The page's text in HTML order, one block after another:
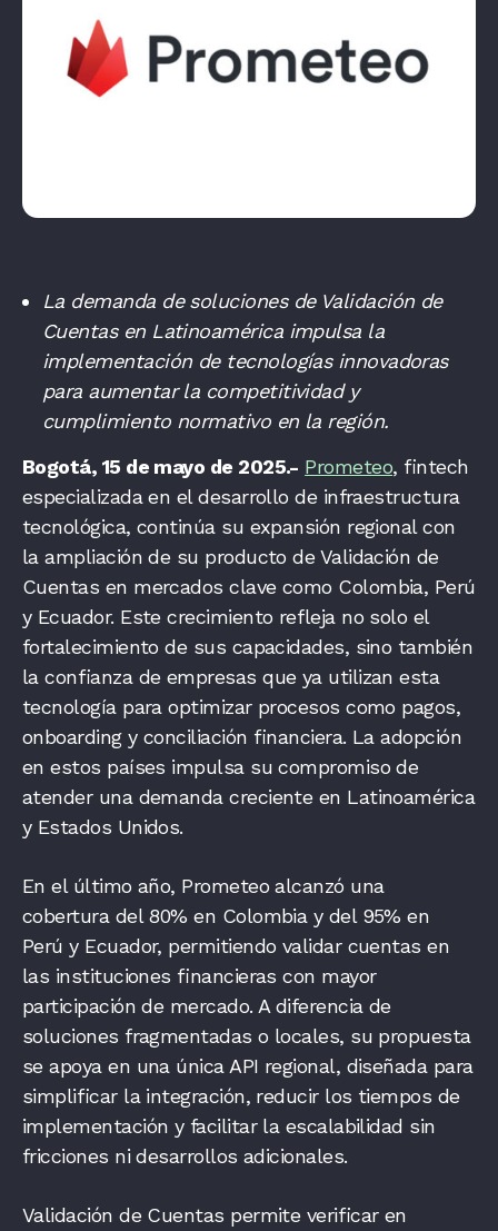
La demanda de soluciones de Validación de
Cuentas en Latinoamérica impulsa la
implementación de tecnologías innovadoras
para aumentar la competitividad y
cumplimiento normativo en la región.
Bogotá, 15 de mayo de 2025.- Prometeo, fintech
especializada en el desarrollo de infraestructura
tecnológica, continúa su expansión regional con
la ampliación de su producto de Validación de
Cuentas en mercados clave como Colombia, Perú
y Ecuador. Este crecimiento refleja no solo el
fortalecimiento de sus capacidades, sino también
la confianza de empresas que ya utilizan esta
tecnología para optimizar procesos como pagos,
onboarding y conciliación financiera. La adopción
en estos países impulsa su compromiso de
atender una demanda creciente en Latinoamérica
y Estados Unidos.
En el último año, Prometeo alcanzó una
cobertura del 80% en Colombia y del 95% en
Perú y Ecuador, permitiendo validar cuentas en
las instituciones financieras con mayor
participación de mercado. A diferencia de
soluciones fragmentadas o locales, su propuesta
se apoya en una única API regional, diseñada para
simplificar la integración, reducir los tiempos de
implementación y facilitar la escalabilidad sin
fricciones ni desarrollos adicionales.
Validación de Cuentas permite verificar en